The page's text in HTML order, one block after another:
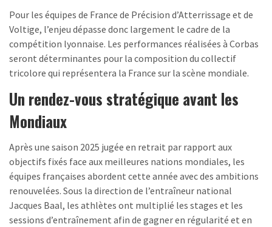
Pour les équipes de France de Précision d’Atterrissage et de
Voltige, l’enjeu dépasse donc largement le cadre de la
compétition lyonnaise. Les performances réalisées à Corbas
seront déterminantes pour la composition du collectif
tricolore qui représentera la France sur la scène mondiale.
Un rendez-vous stratégique avant les
Mondiaux
Après une saison 2025 jugée en retrait par rapport aux
objectifs fixés face aux meilleures nations mondiales, les
équipes françaises abordent cette année avec des ambitions
renouvelées. Sous la direction de l’entraîneur national
Jacques Baal, les athlètes ont multiplié les stages et les
sessions d’entraînement afin de gagner en régularité et en